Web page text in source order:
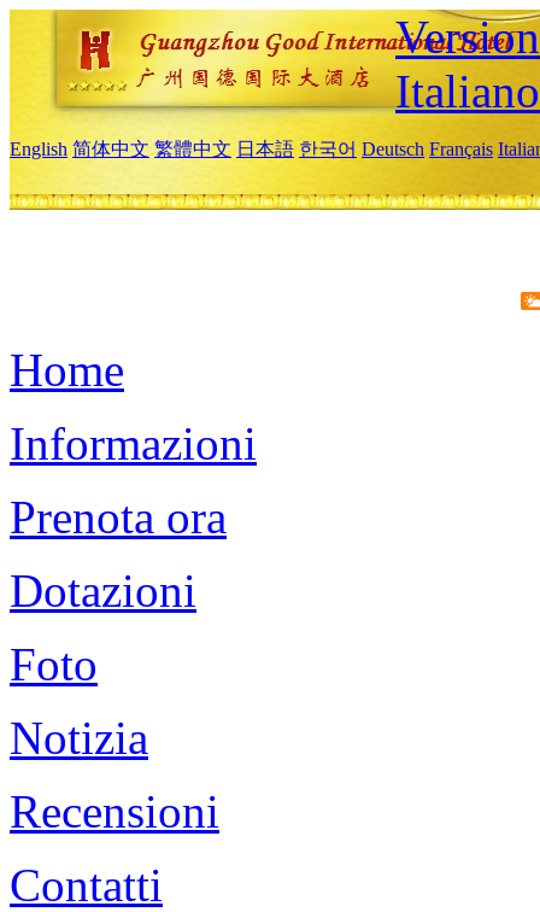
Italiano
English 简体中文 繁體中文 日本語 한국어 Deutsch Français
Home
Informazioni
Prenota ora
Dotazioni
Foto
Notizia
Recensioni
Contatti